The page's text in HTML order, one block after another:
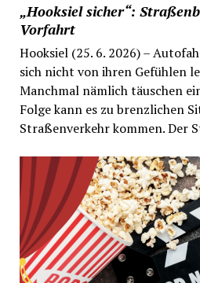
„Hooksiel sicher“:
Vorfahrt
Hooksiel (25. 6. 2026) –
sich nicht von ihren Gefühlen
Manchmal nämlich täuschen
Folge kann es zu brenzlichen
Straßenverkehr kommen. Der